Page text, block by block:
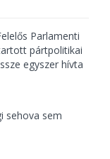
Parlamenti
pártpolitikai
egyszer hívta
sehova sem